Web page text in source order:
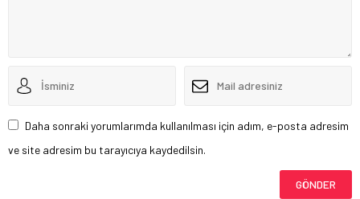
Daha sonraki yorumlarımda kullanılması için adım, e-posta adresim
ve site adresim bu tarayıcıya kaydedilsin.